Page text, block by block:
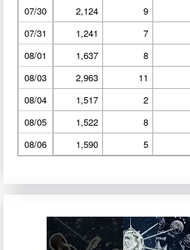
07/30
2,124 9
07/31
1,241 7
08/01
1,637 8
08/03
2,963 11
08/04
1,517 2
08/05
1,522 8
08/06
1,590 5